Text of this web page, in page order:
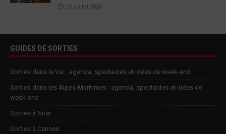
29 juillet 2026
GUIDES DE SORTIES
Sorties dans le Var : agenda, spectacles et idées de week-end
Sorties dans les Alpes-Maritimes : agenda, spectacles et idées de
week-end
Sorties à Nice
Sorties à Cannes